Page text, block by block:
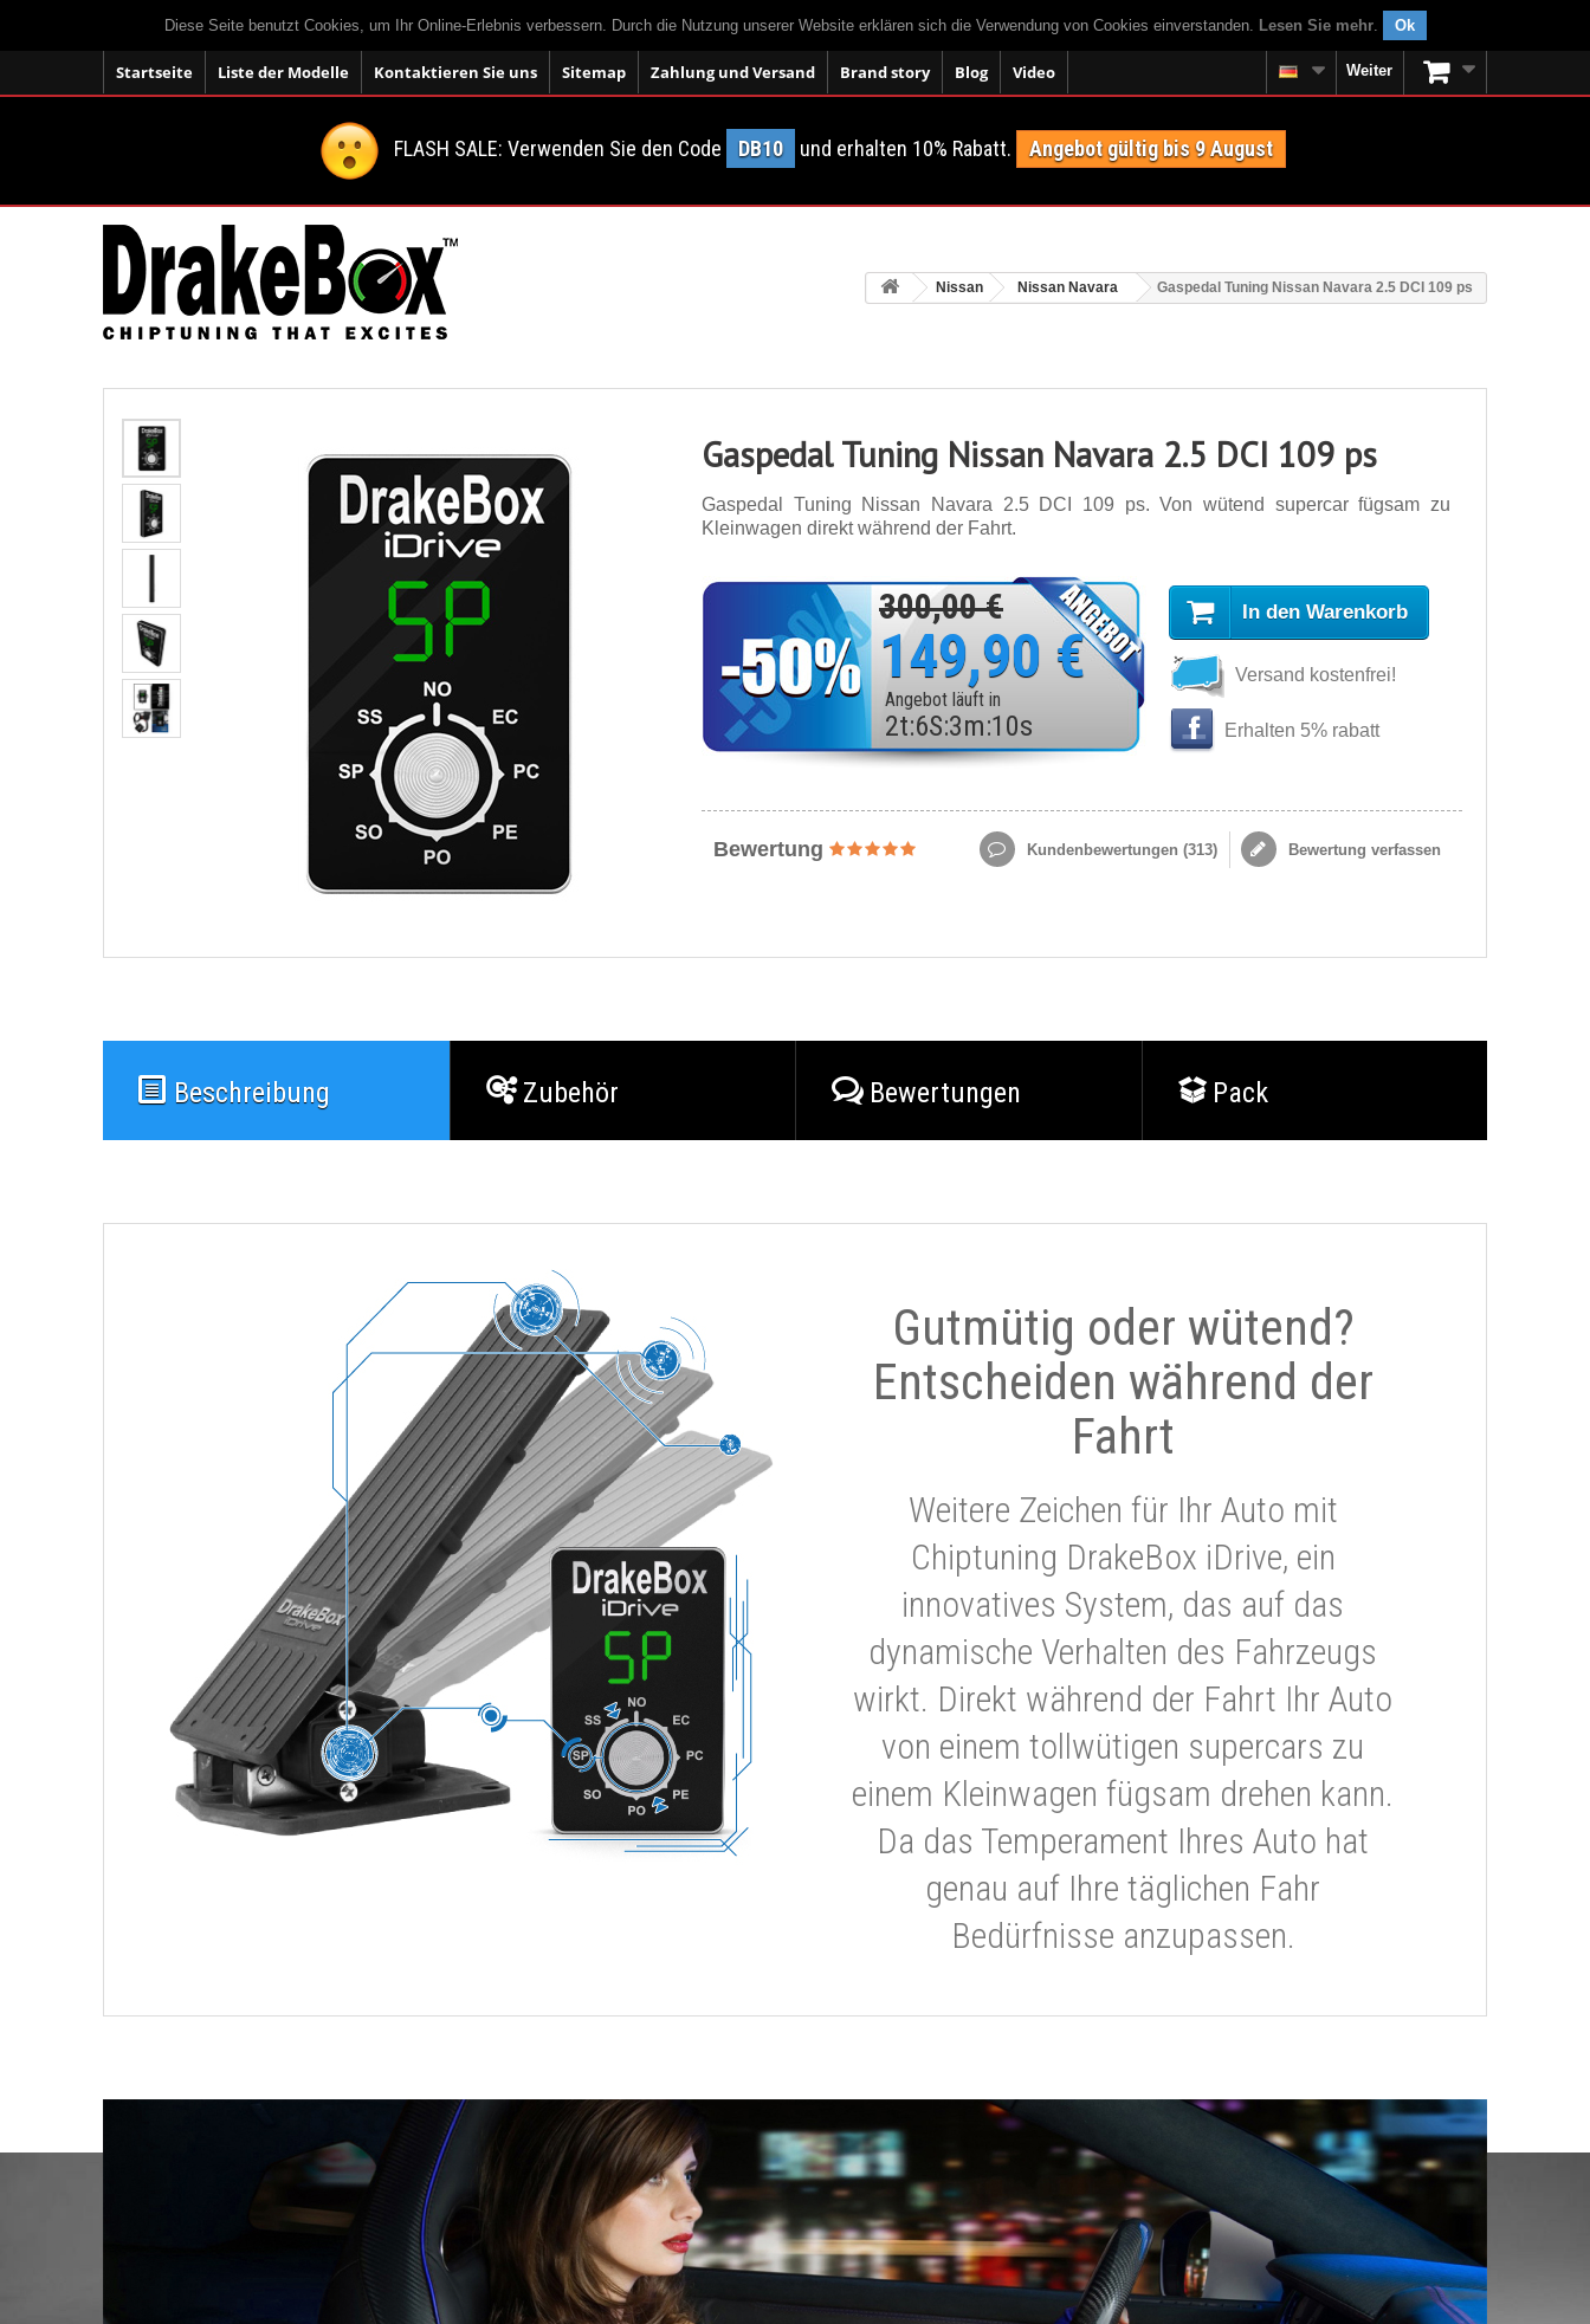
Diese Seite benutzt Cookies, um Ihr Online-Erlebnis verbessern. Durch die Nutzung unserer Website erklären sich die Verwendung von Cookies einverstanden. Lesen Sie mehr. Ok
Startseite Liste der Modelle Kontaktieren Sie uns Sitemap Zahlung und Versand Brand story Blog Video Weiter
FLASH SALE: Verwenden Sie den Code DB10 und erhalten 10% Rabatt. Angebot gültig bis 9 August
Nissan Nissan Navara Gaspedal Tuning Nissan Navara 2.5 DCI 109 ps
Gaspedal Tuning Nissan Navara 2.5 DCI 109 ps
Gaspedal Tuning Nissan Navara 2.5 DCI 109 ps. Von wütend supercar fügsam zu
Kleinwagen direkt während der Fahrt.
300,00 €
149,90 €
Angebot läuft in
2t:6S:3m:8 s
In den Warenkorb
Versand kostenfrei!
Erhalten 5% rabatt
Bewertung Kundenbewertungen (313) Bewertung verfassen
Beschreibung Zubehör Bewertungen Pack
Gutmütig oder wütend?
Entscheiden während der
Fahrt
Weitere Zeichen für Ihr Auto mit
Chiptuning DrakeBox iDrive, ein
innovatives System, das auf das
dynamische Verhalten des Fahrzeugs
wirkt. Direkt während der Fahrt Ihr Auto
von einem tollwütigen supercars zu
einem Kleinwagen fügsam drehen kann.
Da das Temperament Ihres Auto hat
genau auf Ihre täglichen Fahr
Bedürfnisse anzupassen.